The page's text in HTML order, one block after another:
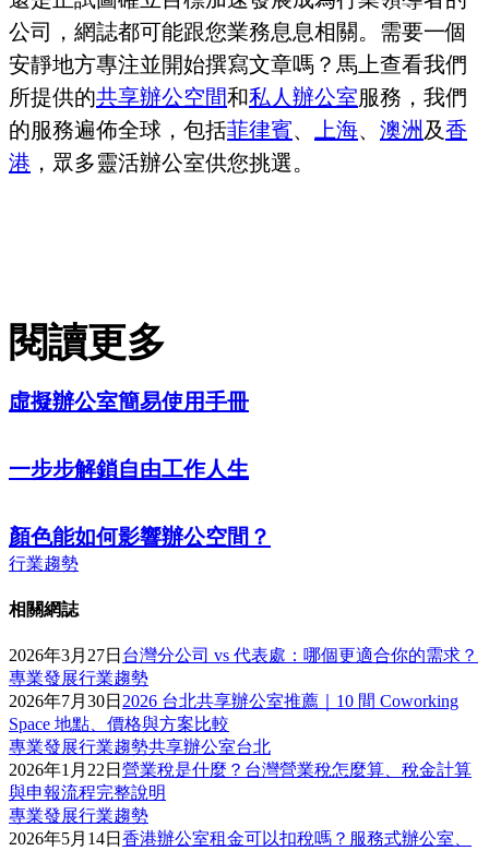
公司，網誌都可能跟您業務息息相關。需要一個
安靜地方專注並開始撰寫文章嗎？馬上查看我們
所提供的共享辦公空間和私人辦公室服務，我們
的服務遍佈全球，包括菲律賓、 上海、 澳洲 及香
港 ，眾多靈活辦公室供您挑選。
閱讀更多
虛擬辦公室簡易使用手冊
一步步解鎖自由工作人生
顏色能如何影響辦公空間？
行業趨勢
相關網誌
2026年3月27日 台灣分公司 vs 代表處：哪個更適合你的需求？
專業發展行業趨勢
2026年7月30日 2026 台北共享辦公室推薦｜10 間 Coworking
Space 地點、價格與方案比較
專業發展行業趨勢共享辦公室台北
2026年1月22日 營業稅是什麼？台灣營業稅怎麼算、稅金計算
與申報流程完整說明
專業發展行業趨勢
2026年5月14日 香港辦公室租金可以扣稅嗎？服務式辦公室、